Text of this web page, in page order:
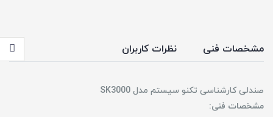
مشخصات فنی نظرات کاربران
صندلی کارشناسی تکنو سیستم مدل SK3000
مشخصات فنی: